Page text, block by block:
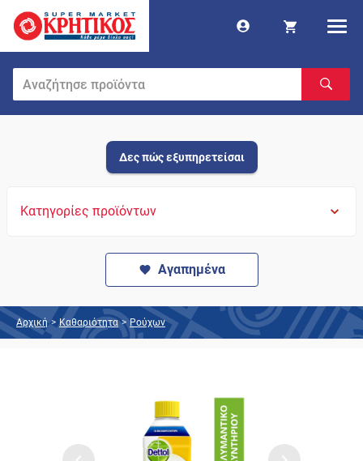
Δες πώς εξυπηρετείσαι
Κατηγορίες προϊόντων
Αγαπημένα
Αρχική > Καθαριότητα > Ρούχων